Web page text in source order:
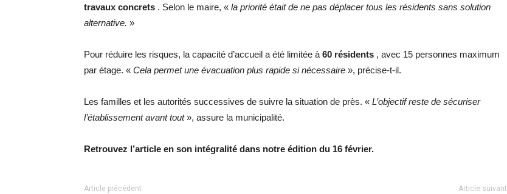
travaux concrets . Selon le maire, « la priorité était de ne pas déplacer tous les résidents sans solution
alternative. »
Pour réduire les risques, la capacité d’accueil a été limitée à 60 résidents , avec 15 personnes maximum
par étage. « Cela permet une évacuation plus rapide si nécessaire », précise-t-il.
Les familles et les autorités successives de suivre la situation de près. « L’objectif reste de sécuriser
l’établissement avant tout», assure la municipalité.
Retrouvez l’article en son intégralité dans notre édition du 16 février.
Article précédent Article suivant